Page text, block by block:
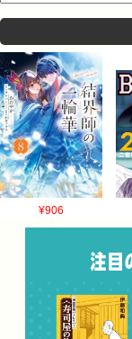
¥906